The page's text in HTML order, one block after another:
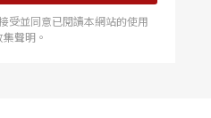
受並同意已閱讀本網站的使用
聲明。